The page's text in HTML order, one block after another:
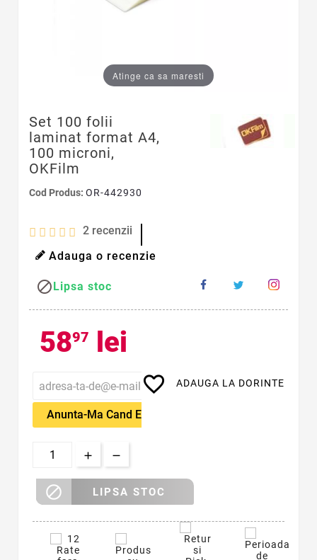
Atinge ca sa maresti
Set 100 folii
laminat format A4,
100 microni,
OKFilm
Cod Produs: OR-442930
2 recenzii
Adauga o recenzie
Lipsa stoc
5897 lei
Anunta-Ma Cand Este Disponibil
favorite_border ADAUGA LA DORINTE
 LIPSA STOC